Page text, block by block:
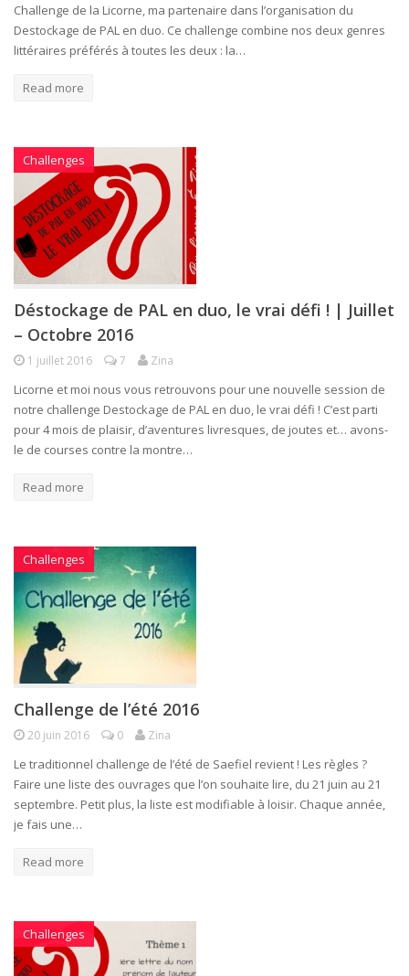
Challenge de la Licorne, ma partenaire dans l’organisation du
Destockage de PAL en duo. Ce challenge combine nos deux genres
littéraires préférés à toutes les deux : la…
Read more
Challenges
Déstockage de PAL en duo, le vrai défi ! | Juillet
– Octobre 2016
1 juillet 2016 7 Zina
Licorne et moi nous vous retrouvons pour une nouvelle session de
notre challenge Destockage de PAL en duo, le vrai défi ! C’est parti
pour 4 mois de plaisir, d’aventures livresques, de joutes et… avons-
le de courses contre la montre…
Read more
Challenges
Challenge de l’été 2016
20 juin 2016 0 Zina
Le traditionnel challenge de l’été de Saefiel revient ! Les règles ?
Faire une liste des ouvrages que l’on souhaite lire, du 21 juin au 21
septembre. Petit plus, la liste est modifiable à loisir. Chaque année,
je fais une…
Read more
Challenges